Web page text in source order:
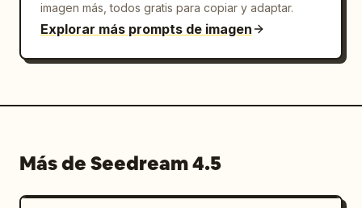
imagen más, todos gratis para copiar y adaptar.
Explorar más prompts de imagen
Más de Seedream 4.5